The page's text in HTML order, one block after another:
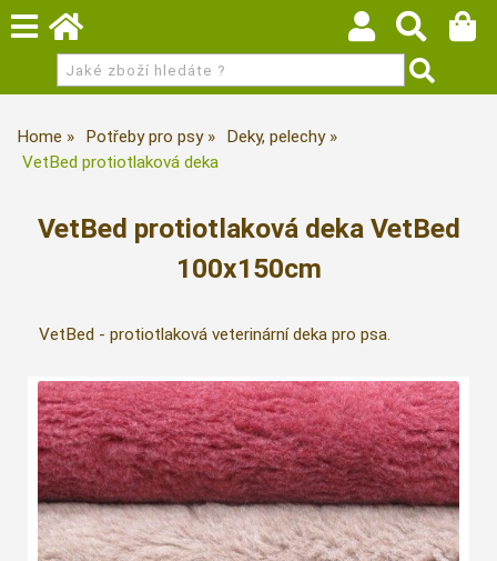
Home Potřeby pro psy
Deky, pelechy
VetBed protiotlaková deka
VetBed protiotlaková deka VetBed
100x150cm
VetBed - protiotlaková veterinární deka pro psa.